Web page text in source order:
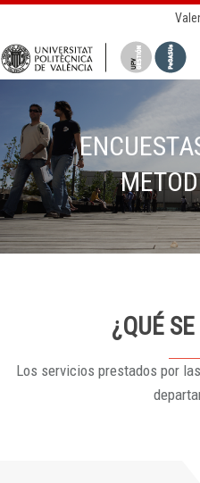
¿QUÉ
Los servicios prestados por